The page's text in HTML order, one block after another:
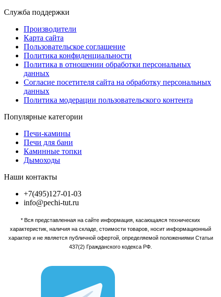
Служба поддержки
Производители
Карта сайта
Пользовательское соглашение
Политика конфиденциальности
Политика в отношении обработки персональных
данных
Согласие посетителя сайта на обработку персональных
данных
Политика модерации пользовательского контента
Популярные категории
Печи-камины
Печи для бани
Каминные топки
Дымоходы
Наши контакты
+7(495)127-01-03
info@pechi-tut.ru
* Вся представленная на сайте информация, касающаяся технических
характеристик, наличия на складе, стоимости товаров, носит информационный
характер и не является публичной офертой, определяемой положениями Статьи
437(2) Гражданского кодекса РФ.